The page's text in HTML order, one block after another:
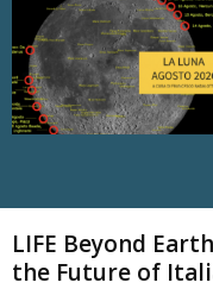
LIFE Beyond
the Future of